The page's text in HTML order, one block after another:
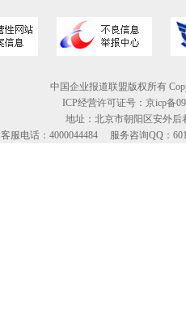
中国企业报道联盟版权所有
ICP经营许可证号：京icp备
地址：北京市朝阳区安外后
客服电话：4000044484 服务咨询QQ：